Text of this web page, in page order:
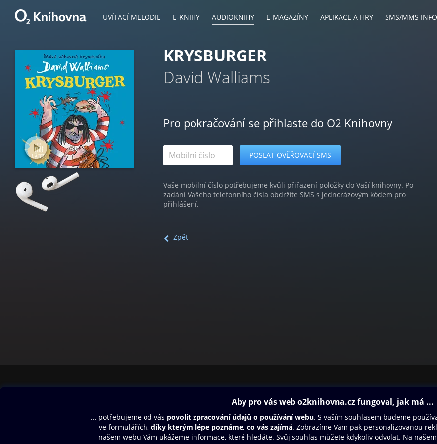
UVÍTACÍ MELODIE E-KNIHY AUDIOKNIHY E-MAGAZÍNY APLIKACE A HRY SMS/MMS INFO
KRYSBURGER
David Walliams
Pro pokračování se přihlaste do O2 Knihovny
Vaše mobilní číslo potřebujeme kvůli přiřazení položky do Vaší knihovny. Po
zadání Vašeho telefonního čísla obdržíte SMS s jednorázovým kódem pro
přihlášení.
Zpět
Aplikace a hry
SMS/MMS Info
Blog
Dárkový poukaz
Nápověda
Oneplay Originály
Sport